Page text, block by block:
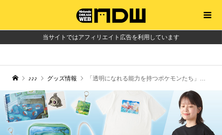
当サイトではアフィリエイト広告を利用しています
♪♪♪ グッズ情報 「透明になれる能力を持つポケモンたち」にフォーカスしたグッズが登場！ 9月20日よりポケモンセンターにて取り扱い開始